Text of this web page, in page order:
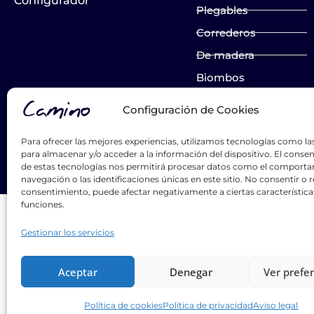
Configuración de Cookies
Para ofrecer las mejores experiencias, utilizamos tecnologías como
para almacenar y/o acceder a la información del dispositivo. El
de estas tecnologías nos permitirá procesar datos como el
navegación o las identificaciones únicas en este sitio. No consentir o
consentimiento, puede afectar negativamente a ciertas
funciones.
Gestionar los servicios
Aceptar Denegar Ver
Política de cookiesPolítica de privacidadAviso legal
Plegables
Correderos
De madera
Biombos
List Title #1
List Title #2
List Title #3
Camino Puertas
Política de